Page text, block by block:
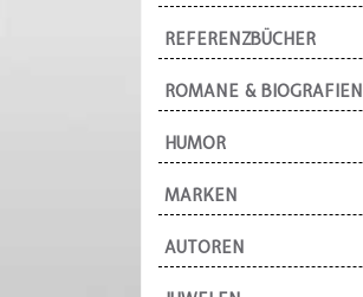
REFERENZBÜCHER
ROMANE & BIOGRAFIEN
HUMOR
MARKEN
AUTOREN